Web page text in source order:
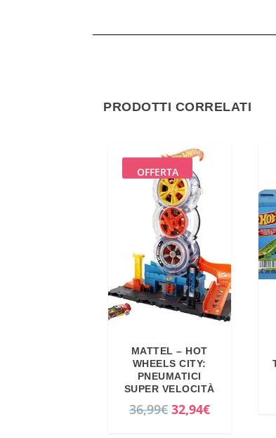
PRODOTTI CORRELATI
OFFERTA
MATTEL – HOT
WHEELS CITY:
PNEUMATICI
SUPER VELOCITÀ
36,99€ I
32,94€I